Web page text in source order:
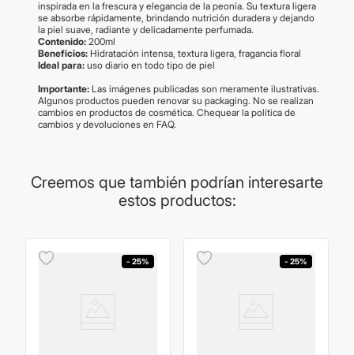
inspirada en la frescura y elegancia de la peonía. Su textura ligera
se absorbe rápidamente, brindando nutrición duradera y dejando
la piel suave, radiante y delicadamente perfumada.
Contenido:200ml
Beneficios:Hidratación intensa, textura ligera, fragancia floral
Ideal para:uso diario en todo tipo de piel
Importante: Las imágenes publicadas son meramente ilustrativas.
Algunos productos pueden renovar su packaging. No se realizan
cambios en productos de cosmética. Chequear la política de
cambios y devoluciones en FAQ.
Creemos que también podrían interesarte
estos productos:
- 25% - 25%